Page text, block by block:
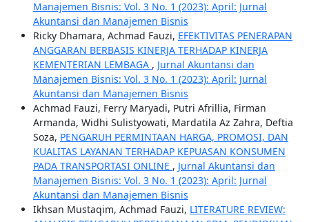
Manajemen Bisnis: Vol. 3 No. 1 (2023): April: Jurnal
Akuntansi dan Manajemen Bisnis
Ricky Dhamara, Achmad Fauzi, EFEKTIVITAS PENERAPAN
ANGGARAN BERBASIS KINERJA TERHADAP KINERJA
KEMENTERIAN LEMBAGA , Jurnal Akuntansi dan
Manajemen Bisnis: Vol. 3 No. 1 (2023): April: Jurnal
Akuntansi dan Manajemen Bisnis
Achmad Fauzi, Ferry Maryadi, Putri Afrillia, Firman
Armanda, Widhi Sulistyowati, Mardatila Az Zahra, Deftia
Soza, PENGARUH PERMINTAAN HARGA, PROMOSI, DAN
KUALITAS LAYANAN TERHADAP KEPUASAN KONSUMEN
PADA TRANSPORTASI ONLINE , Jurnal Akuntansi dan
Manajemen Bisnis: Vol. 3 No. 1 (2023): April: Jurnal
Akuntansi dan Manajemen Bisnis
Ikhsan Mustaqim, Achmad Fauzi, LITERATURE REVIEW: